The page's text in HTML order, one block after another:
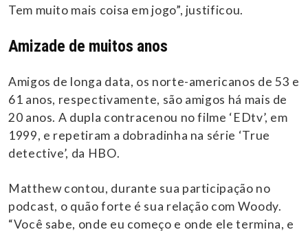
Tem muito mais coisa em jogo”, justificou.
Amizade de muitos anos
Amigos de longa data, os norte-americanos de 53 e
61 anos, respectivamente, são amigos há mais de
20 anos. A dupla contracenou no filme ‘EDtv’, em
1999, e repetiram a dobradinha na série ‘True
detective’, da HBO.
Matthew contou, durante sua participação no
podcast, o quão forte é sua relação com Woody.
“Você sabe, onde eu começo e onde ele termina, e